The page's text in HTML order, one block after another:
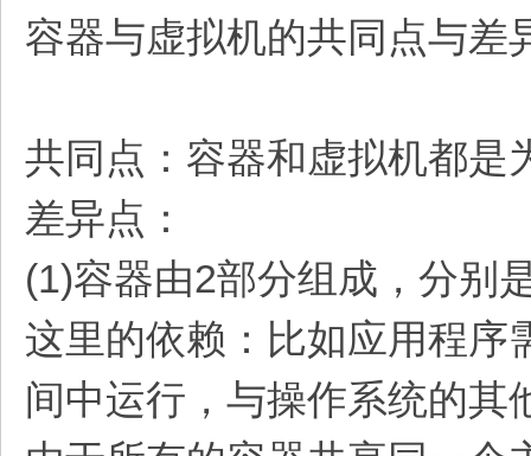
容器与虚拟机的共同点与差
共同点：容器和虚拟机都是
差异点：
(1)容器由2部分组成，分别
这里的依赖：比如应用程序
间中运行，与操作系统的其